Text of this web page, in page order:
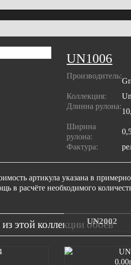
UN1006
Производитель:
Коллекция:
Длинна рулона:
Ширина
рулона:
Фактура:
артикула указана в
в расчёте необходимого
этой коллекции обоев
UN2002